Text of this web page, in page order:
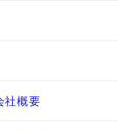
社概要